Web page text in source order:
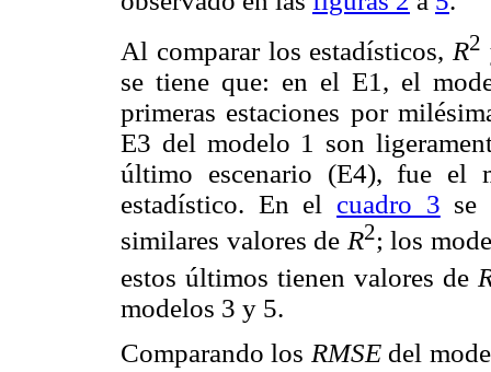
Al comparar los estadísticos, R2
se tiene que: en el E1, el
primeras estaciones por
E3 del modelo 1 son
último escenario (E4), fue el
estadístico. En el cuadro 3 se
similares valores de R2; los
estos últimos tienen valores de
modelos 3 y 5.
Comparando los RMSEdel